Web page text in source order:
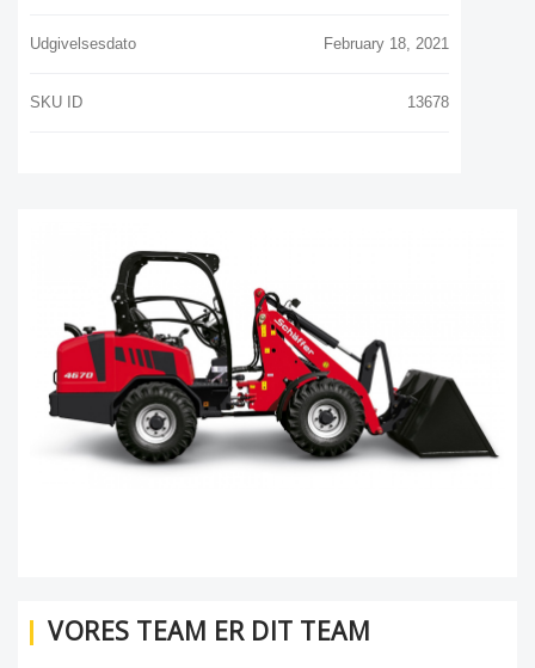
Udgivelsesdato February 18, 2021
SKU ID 13678
VORES TEAM ER DIT TEAM